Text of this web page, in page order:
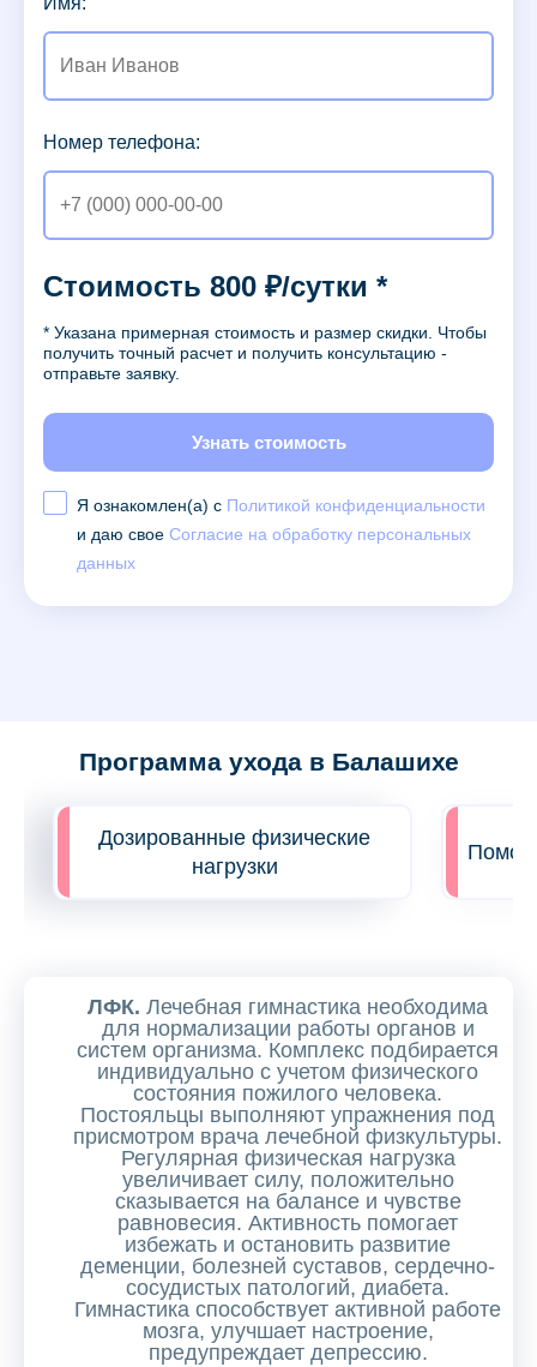
Номер телефона:
Стоимость 800 ₽/сутки *
* Указана примерная стоимость и размер скидки. Чтобы
получить точный расчет и получить консультацию -
отправьте заявку.
Узнать стоимость
Я ознакомлен(а) с Политикой конфиденциальности
и даю свое Согласие на обработку персональных
данных
Программа ухода в Балашихе
Дозированные физические
нагрузки
ЛФК. Лечебная гимнастика необходима
для нормализации работы органов и
систем организма. Комплекс подбирается
индивидуально с учетом физического
состояния пожилого человека.
Постояльцы выполняют упражнения под
присмотром врача лечебной физкультуры.
Регулярная физическая нагрузка
увеличивает силу, положительно
сказывается на балансе и чувстве
равновесия. Активность помогает
избежать и остановить развитие
деменции, болезней суставов, сердечно-
сосудистых патологий, диабета.
Гимнастика способствует активной работе
мозга, улучшает настроение,
предупреждает депрессию.